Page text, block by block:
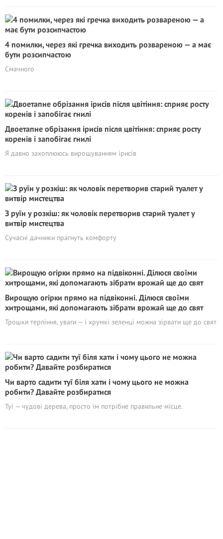
4 помилки, через які гречка виходить розвареною — а має
бути розсипчастою
Смачного
Двоетапне обрізання ірисів після цвітіння: сприяє росту
коренів і запобігає гнилі
Я давно захоплююсь вирощуванням ірисів
З руїн у розкіш: як чоловік перетворив старий туалет у
витвір мистецтва
Сучасні дачники прагнуть комфорту
Вирощую огірки прямо на підвіконні. Ділюся своїми
хитрощами, які допомагають зібрати врожай ще до свят
Трошки терпіння, уваги — і хрумкі зеленці можна зірвати ще до свят
Чи варто садити туї біля хати і чому цього не можна
робити? Давайте розбиратися
Туї — чудові дерева, просто їм потрібне правильне місце.